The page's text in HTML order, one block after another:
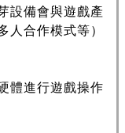
設備會與遊戲產
人合作模式等）
體進行遊戲操作